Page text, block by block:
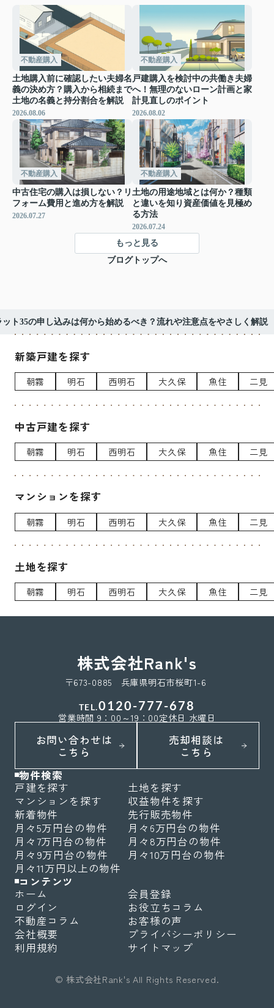
不動産購入
土地購入前に確認したい夫婦名
義の決め方？購入から相続まで
土地の名義と持分割合を解説
2026.08.06
不動産購入
戸建購入を検討中の共働き夫婦
へ！無理のないローン計画と家
計見直しのポイント
2026.08.02
不動産購入
中古住宅の購入は損しない？リ
フォーム費用と進め方を解説
2026.07.27
不動産購入
土地の用途地域とは何か？種類
と違いを知り資産価値を見極め
る方法
2026.07.24
もっと見る
ブログトップへ
ット35の申し込みは何から始めるべき？流れや注意点をやさしく解説
新築戸建を探す
朝霧 明石 西明石 大久保 魚住 二見
中古戸建を探す
朝霧 明石 西明石 大久保 魚住 二見
マンションを探す
朝霧 明石 西明石 大久保 魚住 二見
土地を探す
朝霧 明石 西明石 大久保 魚住 二見
株式会社Rank's
〒673-0885 兵庫県明石市桜町1-6
TEL.0120-777-678
営業時間 9：00～19：00定休日 水曜日
お問い合わせは
こちら
売却相談は
こちら
物件検索
戸建を探す
土地を探す
マンションを探す
収益物件を探す
新着物件
先行販売物件
月々5万円台の物件
月々6万円台の物件
月々7万円台の物件
月々8万円台の物件
月々9万円台の物件
月々10万円台の物件
月々11万円以上の物件
コンテンツ
ホーム
会員登録
ログイン
お役立ちコラム
不動産コラム
お客様の声
会社概要
プライバシーポリシー
利用規約
サイトマップ
© 株式会社Rank's All Rights Reserved.